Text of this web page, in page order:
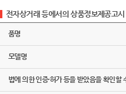
전자상거래 등에서의 상품정보제공고시
품명
모델명
법에 의한 인증·허가 등을 받았음을 확인할